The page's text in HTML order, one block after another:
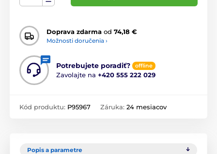
Doprava zdarma od 74,18 €
Možnosti doručenia ›
Potrebujete poradiť? offline
Zavolajte na +420 555 222 029
Kód produktu: P95967 Záruka: 24 mesiacov
Popis a parametre